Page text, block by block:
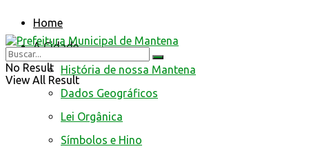
Home
A Cidade
História de nossa Mantena
Dados Geográficos
Lei Orgânica
Símbolos e Hino
No Result
View All Result